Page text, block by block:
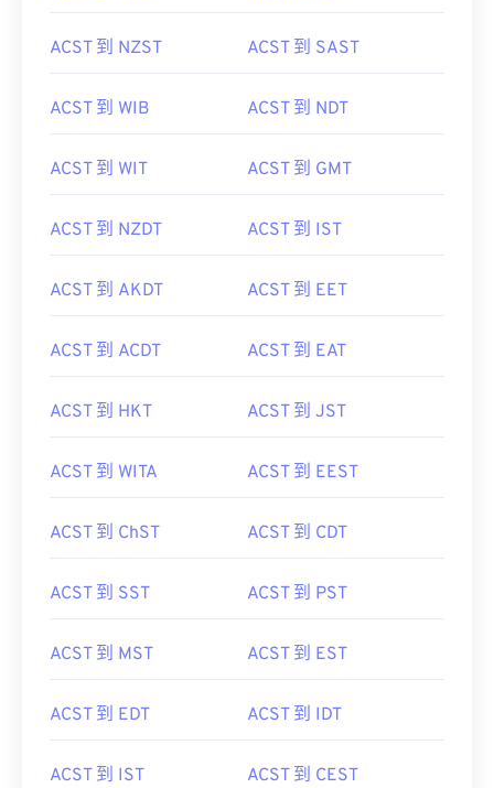
ACST 到 NZST ACST 到 SAST
ACST 到 WIB ACST 到 NDT
ACST 到 WIT ACST 到 GMT
ACST 到 NZDT ACST 到 IST
ACST 到 AKDT ACST 到 EET
ACST 到 ACDT ACST 到 EAT
ACST 到 HKT ACST 到 JST
ACST 到 WITA ACST 到 EEST
ACST 到 ChST ACST 到 CDT
ACST 到 SST ACST 到 PST
ACST 到 MST ACST 到 EST
ACST 到 EDT ACST 到 IDT
ACST 到 IST ACST 到 CEST